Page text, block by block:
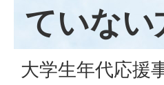
ていな
大学生年代応援